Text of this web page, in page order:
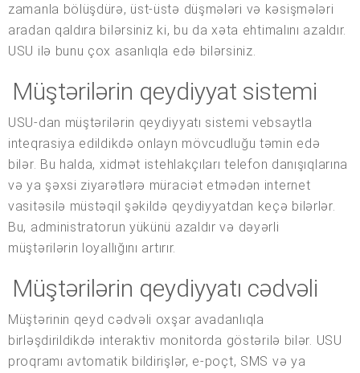
zamanla bölüşdürə, üst-üstə düşmələri və kəsişmələri
aradan qaldıra bilərsiniz ki, bu da xəta ehtimalını azaldır.
USU ilə bunu çox asanlıqla edə bilərsiniz.
Müştərilərin qeydiyyat sistemi
USU-dan müştərilərin qeydiyyatı sistemi vebsaytla
inteqrasiya edildikdə onlayn mövcudluğu təmin edə
bilər. Bu halda, xidmət istehlakçıları telefon danışıqlarına
və ya şəxsi ziyarətlərə müraciət etmədən internet
vasitəsilə müstəqil şəkildə qeydiyyatdan keçə bilərlər.
Bu, administratorun yükünü azaldır və dəyərli
müştərilərin loyallığını artırır.
Müştərilərin qeydiyyatı cədvəli
Müştərinin qeyd cədvəli oxşar avadanlıqla
birləşdirildikdə interaktiv monitorda göstərilə bilər. USU
proqramı avtomatik bildirişlər, e-poçt, SMS və ya